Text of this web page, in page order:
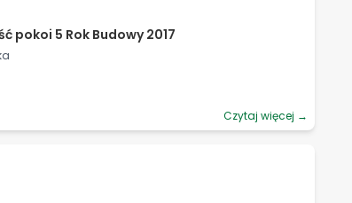
pokoi 5 Rok Budowy 2017
Czytaj więcej →